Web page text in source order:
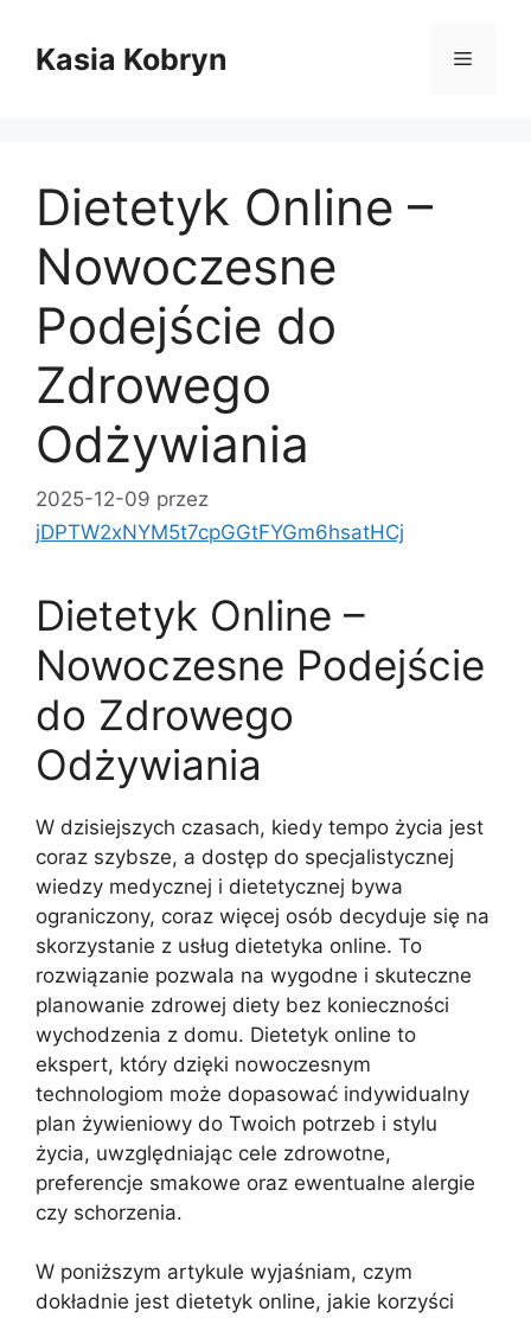
treściKasia Kobryn Menu
Dietetyk Online –
Nowoczesne
Podejście do
Zdrowego
Odżywiania
2025-12-09 przez
jDPTW2xNYM5t7cpGGtFYGm6hsatHCj
Dietetyk Online –
Nowoczesne Podejście
do Zdrowego
Odżywiania
W dzisiejszych czasach, kiedy tempo życia jest
coraz szybsze, a dostęp do specjalistycznej
wiedzy medycznej i dietetycznej bywa
ograniczony, coraz więcej osób decyduje się na
skorzystanie z usług dietetyka online. To
rozwiązanie pozwala na wygodne i skuteczne
planowanie zdrowej diety bez konieczności
wychodzenia z domu. Dietetyk online to
ekspert, który dzięki nowoczesnym
technologiom może dopasować indywidualny
plan żywieniowy do Twoich potrzeb i stylu
życia, uwzględniając cele zdrowotne,
preferencje smakowe oraz ewentualne alergie
czy schorzenia.
W poniższym artykule wyjaśniam, czym
dokładnie jest dietetyk online, jakie korzyści